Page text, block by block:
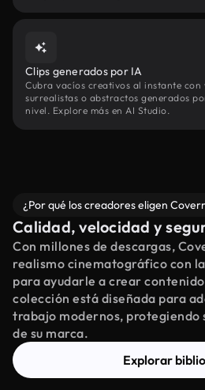
Clips generados por IA
Cubra vacíos creativos al instante con
surrealistas o abstractos generados
nivel. Explore más en AI Studio.
¿Por qué los creadores eligen
Calidad, velocidad y
Con millones de descargas,
realismo cinematográfico con
para ayudarle a crear
colección está diseñada para
trabajo modernos, protegiendo
de su marca.
Explorar